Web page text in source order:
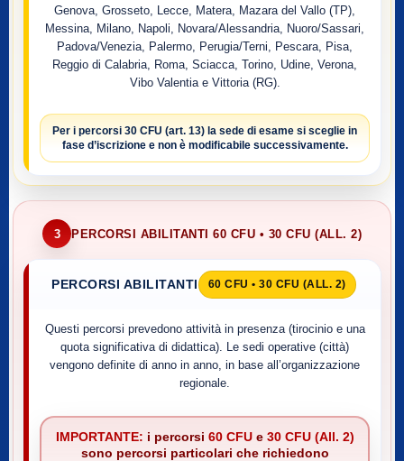
Genova, Grosseto, Lecce, Matera, Mazara del Vallo (TP),
Messina, Milano, Napoli, Novara/Alessandria, Nuoro/Sassari,
Padova/Venezia, Palermo, Perugia/Terni, Pescara, Pisa,
Reggio di Calabria, Roma, Sciacca, Torino, Udine, Verona,
Vibo Valentia e Vittoria (RG).
Per i percorsi 30 CFU (art. 13) la sede di esame si sceglie in
fase d’iscrizionee non è modificabile successivamente.
3 PERCORSI ABILITANTI 60 CFU • 30 CFU (ALL. 2)
PERCORSI ABILITANTI 60 CFU • 30 CFU (ALL. 2)
Questi percorsi prevedono attività in presenza (tirocinio e una
quota significativa di didattica). Le sedi operative (città)
vengono definite di anno in anno, in base all’organizzazione
regionale.
IMPORTANTE: i percorsi 60 CFUe 30 CFU (All. 2)
sono percorsi particolari che richiedono